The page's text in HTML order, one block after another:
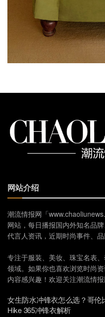
网站介绍
潮流情报网「
网站，每日播报国内外知名品
代言人资讯，近期时尚事件、
专注于服装、美妆、珠宝名表
领域。如果你也喜欢浏览时尚
内容感兴趣！欢迎关注潮流情报
女生防水冲锋衣怎么选？哥伦
Hike 365冲锋衣解析